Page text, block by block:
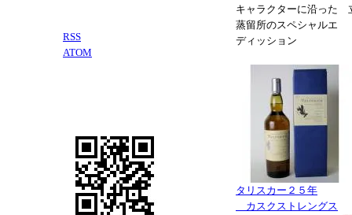
RSS
ATOM
キャラクターに沿った
蒸留所のスペシャルエ
ディッション
タリスカー２５年
カスクストレングス